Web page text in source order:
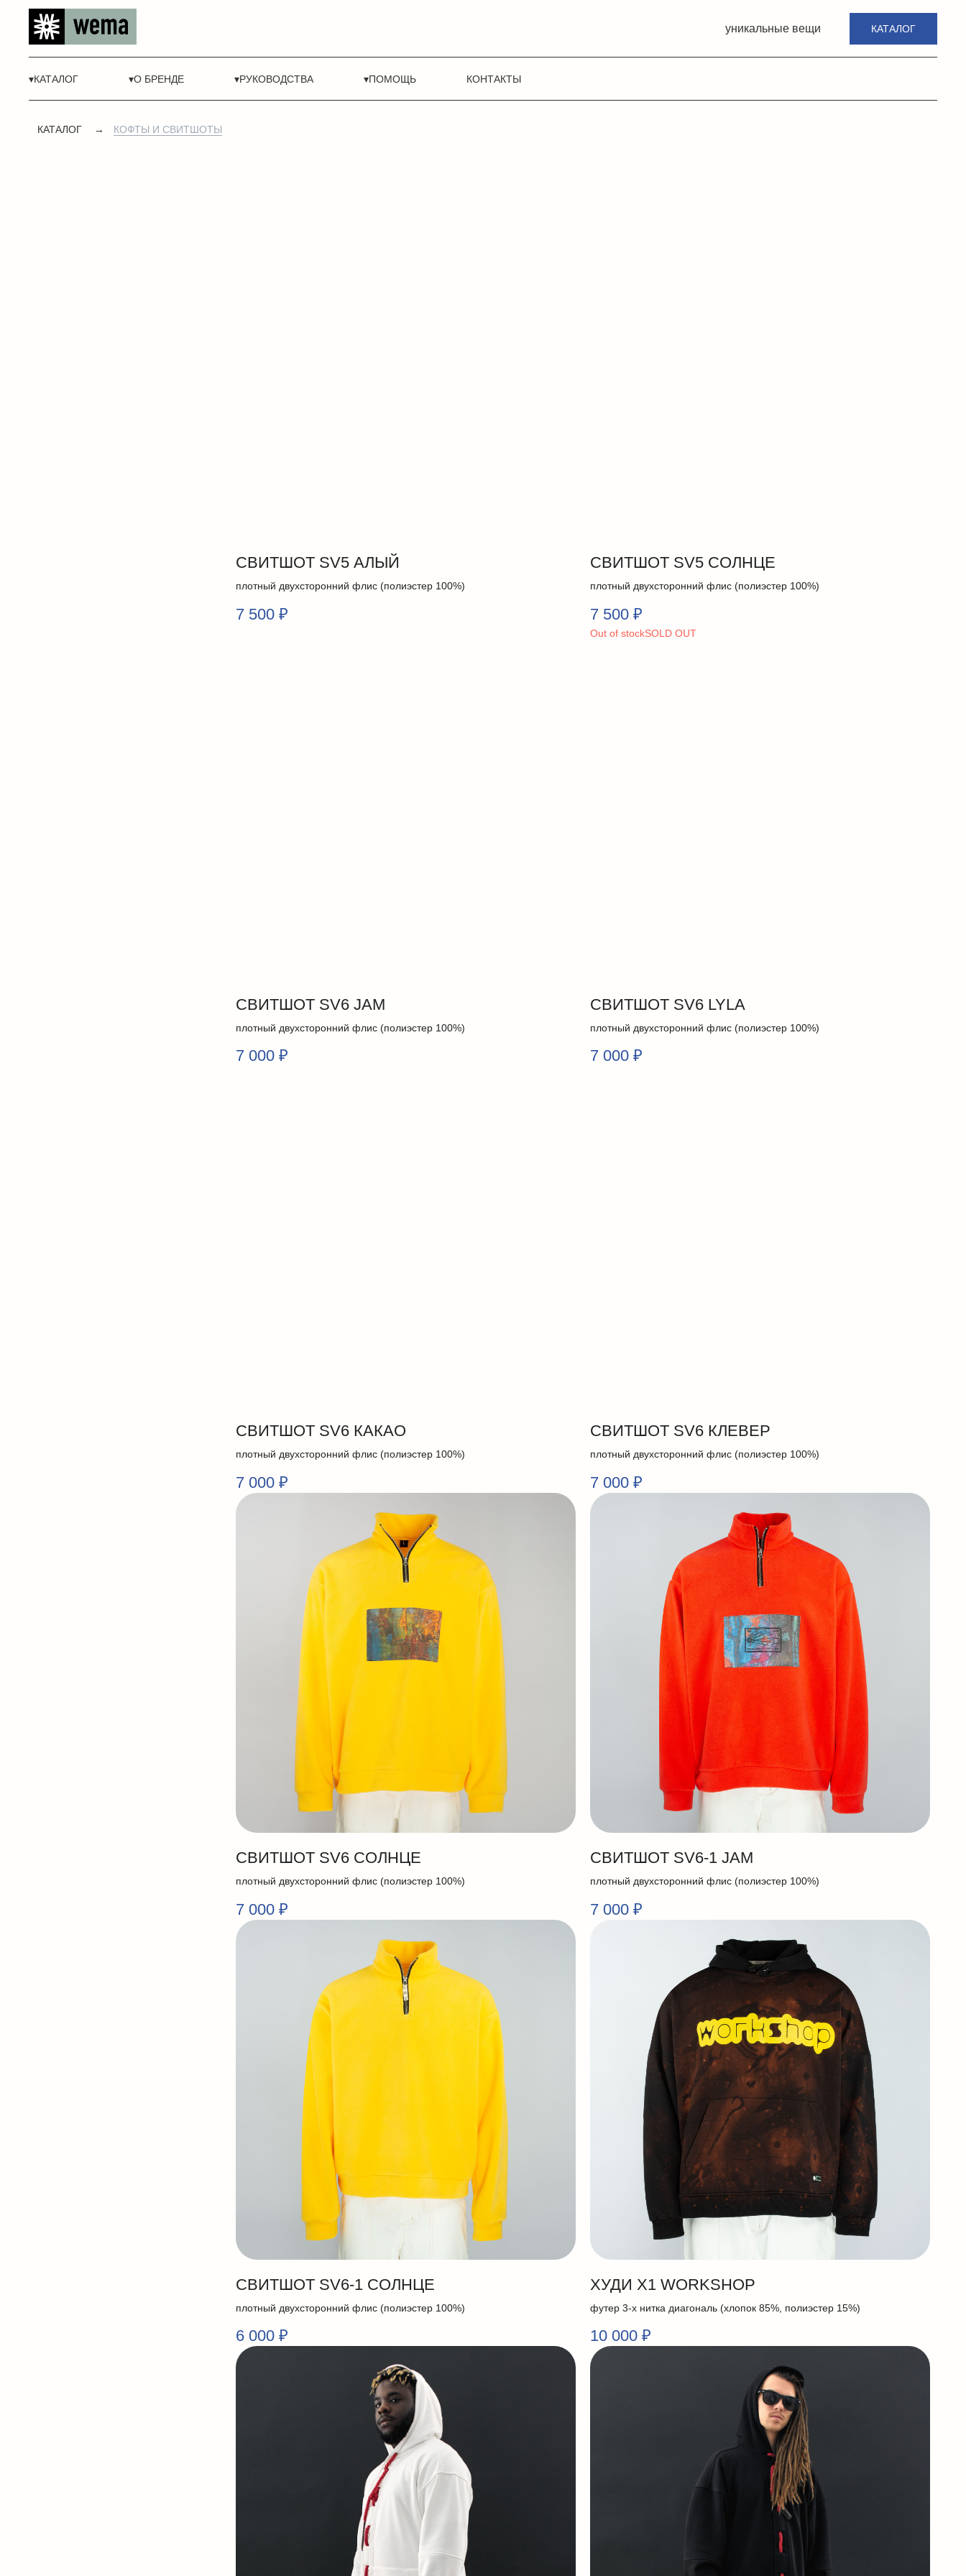
уникальные вещи КАТАЛОГ
▾КАТАЛОГ ▾О БРЕНДЕ ▾РУКОВОДСТВА ▾ПОМОЩЬ КОНТАКТЫ
КАТАЛОГ КОФТЫ И СВИТШОТЫ
→
СВИТШОТ SV5 АЛЫЙ
плотный двухсторонний флис (полиэстер 100%)
7 500 ₽
СВИТШОТ SV5 СОЛНЦЕ
плотный двухсторонний флис (полиэстер 100%)
7 500 ₽
Out of stock
СВИТШОТ SV6 JAM
плотный двухсторонний флис (полиэстер 100%)
7 000 ₽
СВИТШОТ SV6 LYLA
плотный двухсторонний флис (полиэстер 100%)
7 000 ₽
СВИТШОТ SV6 КАКАО
плотный двухсторонний флис (полиэстер 100%)
7 000 ₽
СВИТШОТ SV6 КЛЕВЕР
плотный двухсторонний флис (полиэстер 100%)
7 000 ₽
СВИТШОТ SV6 СОЛНЦЕ
плотный двухсторонний флис (полиэстер 100%)
7 000 ₽
СВИТШОТ SV6-1 JAM
плотный двухсторонний флис (полиэстер 100%)
7 000 ₽
СВИТШОТ SV6-1 СОЛНЦЕ
плотный двухсторонний флис (полиэстер 100%)
6 000 ₽
ХУДИ X1 WORKSHOP
футер 3-х нитка диагональ (хлопок 85%, полиэстер 15%)
10 000 ₽